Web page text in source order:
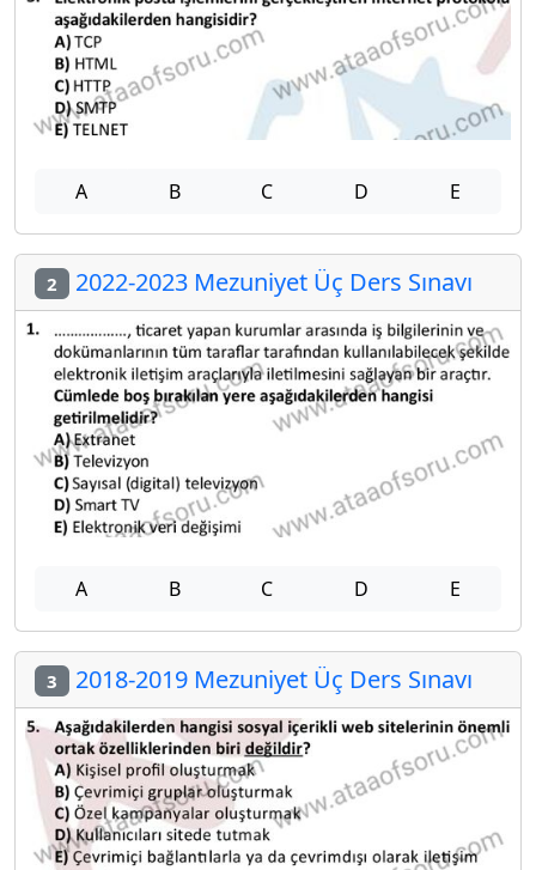
A B C D E
2 2022-2023 Mezuniyet Üç Ders Sınavı
A B C D E
3 2018-2019 Mezuniyet Üç Ders Sınavı